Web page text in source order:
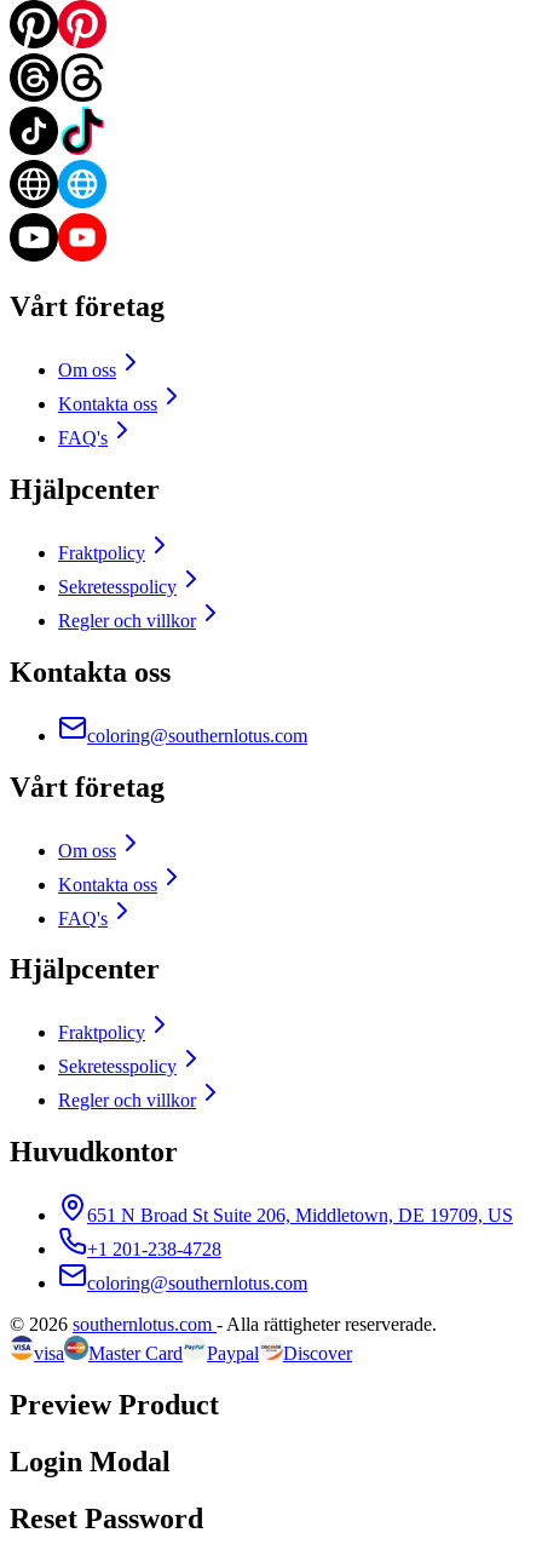
Vårt företag
Om oss
Kontakta oss
FAQ's
Hjälpcenter
Fraktpolicy
Sekretesspolicy
Regler och villkor
Kontakta oss
coloring@southernlotus.com
Vårt företag
Om oss
Kontakta oss
FAQ's
Hjälpcenter
Fraktpolicy
Sekretesspolicy
Regler och villkor
Huvudkontor
651 N Broad St Suite 206, Middletown, DE 19709, US
+1 201-238-4728
coloring@southernlotus.com
© 2026 southernlotus.com - Alla rättigheter reserverade.
visa
Master Card Paypal Discover
Preview Product
Login Modal
Reset Password